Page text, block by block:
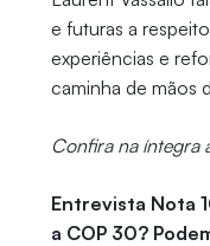
e futuras a
experiências e
caminha de mãos
Confira na íntegra
Entrevista Nota
a COP 30?